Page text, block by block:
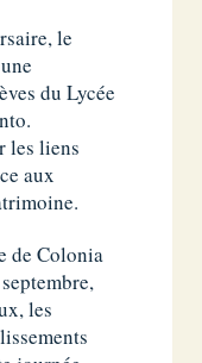
le
du Lycée
les liens
aux
de Colonia
les